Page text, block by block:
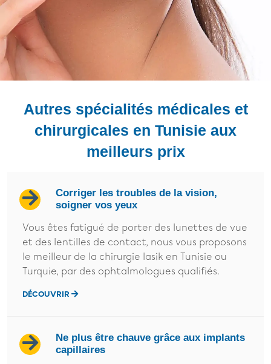
Autres spécialités médicales et
chirurgicales en Tunisie aux
meilleurs prix
Corriger les troubles de la vision,
soigner vos yeux
Vous êtes fatigué de porter des lunettes de vue
et des lentilles de contact, nous vous proposons
le meilleur de la chirurgie lasik en Tunisie ou
Turquie, par des ophtalmologues qualifiés.
DÉCOUVRIR
Ne plus être chauve grâce aux implants
capillaires